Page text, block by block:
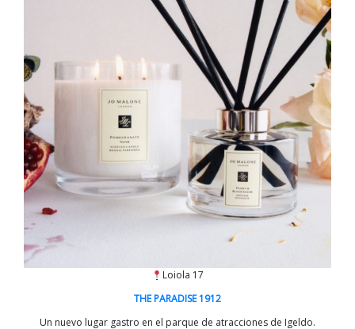
Loiola 17
THE PARADISE 1912
Un nuevo lugar gastro en el parque de atracciones de Igeldo.